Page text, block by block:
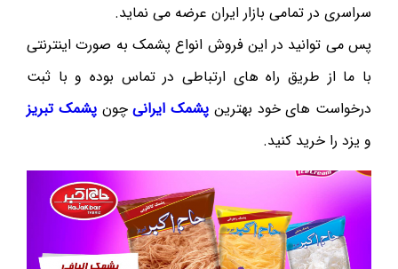
سراسری در تمامی بازار ایران عرضه می نماید.
پس می توانید در این فروش انواع پشمک به صورت اینترنتی
با ما از طریق راه های ارتباطی در تماس بوده و با ثبت
درخواست های خود بهترین پشمک ایرانیچونپشمک تبریز
و یزد را خرید کنید.